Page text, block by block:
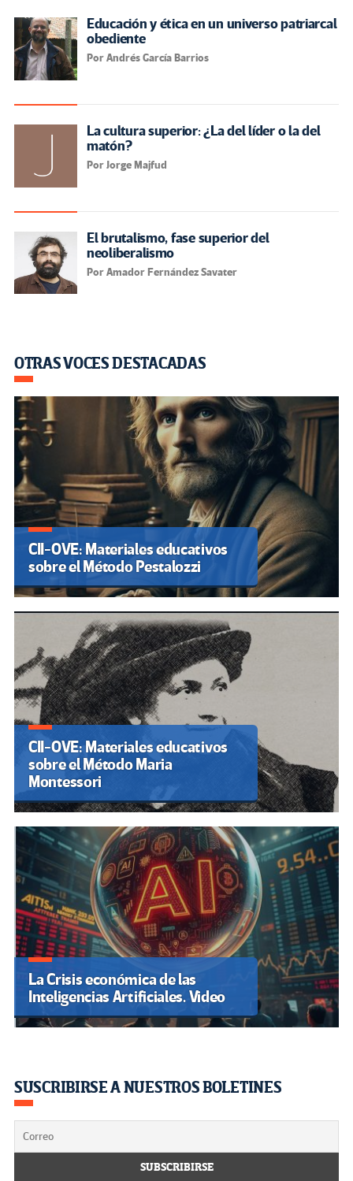
Educación y ética en un universo patriarcal
obediente
Por Andrés García Barrios
La cultura superior: ¿La del líder o la del
matón?
Por Jorge Majfud
El brutalismo, fase superior del
neoliberalismo
Por Amador Fernández Savater
OTRAS VOCES DESTACADAS
CII-OVE: Materiales educativos
sobre el Método Pestalozzi
CII-OVE: Materiales educativos
sobre el Método Maria
Montessori
La Crisis económica de las
Inteligencias Artificiales. Video
SUSCRIBIRSE A NUESTROS BOLETINES